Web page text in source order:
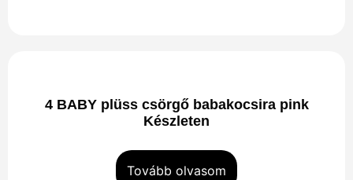
4 BABY plüss csörgő babakocsira pink
Készleten
Tovább olvasom